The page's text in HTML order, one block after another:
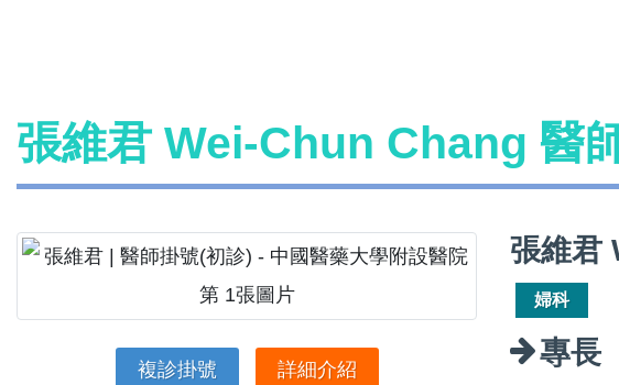
張維君 Wei-Chun Chang 醫
複診掛號 詳細介紹
張維君
婦科
專長